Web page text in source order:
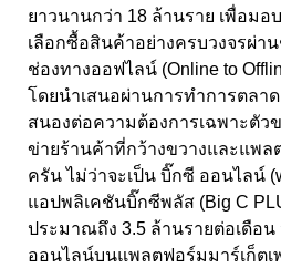
ยาวนานกว่า 18 ล้านราย เพื่อม
เลือกซื้อสินค้าอย่างครบวงจรผ่า
ช่องทางออฟไลน์ (Online to
โดยนำเสนอผ่านการทำการตลา
สนองต่อความต้องการเฉพาะตัว
ข่ายร้านค้าที่กว้างขวางและแพ
ครัน ไม่ว่าจะเป็น บิ๊กซี ออนไลน์
แอปพลิเคชันบิ๊กซีพลัส (Big C
ประมาณถึง 3.5 ล้านรายต่อเดือ
ออนไลน์บนแพลตฟอร์มมาร์เก็ตเ